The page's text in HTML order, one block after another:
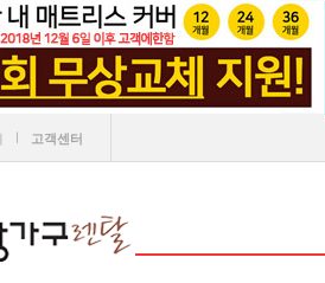
ㅣ 고객센터